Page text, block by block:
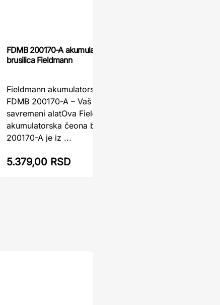
FDMB 200170-A akumulatorska čeona
brusilica Fieldmann
Fieldmann akumulatorska čeona brusilica
FDMB 200170-A – Vaš nezamenljivi
savremeni alatOva Fieldmann
akumulatorska čeona brusilica FDMB
200170-A je iz ...
5.379,00 RSD